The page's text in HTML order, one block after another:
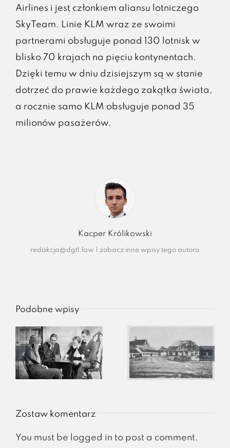
Airlines i jest członkiem aliansu lotniczego
SkyTeam. Linie KLM wraz ze swoimi
partnerami obsługuje ponad 130 lotnisk w
blisko 70 krajach na pięciu kontynentach.
Dzięki temu w dniu dzisiejszym są w stanie
dotrzeć do prawie każdego zakątka świata,
a rocznie samo KLM obsługuje ponad 35
milionów pasażerów.
Kacper Królikowski
redakcja@dgtl.law zobacz inne wpisy tego autora
Podobne wpisy
Zostaw komentarz
You must be logged in to post a comment.